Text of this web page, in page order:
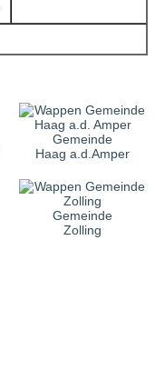
Gemeinde
Haag a.d.Amper
Gemeinde
Zolling